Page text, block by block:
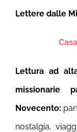
Lettere dalle
Lettura ad
missionarie
Novecento:
nostalgia,